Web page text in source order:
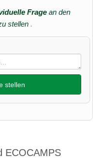
Frage an den
stellen .
stellen
ECOCAMPS